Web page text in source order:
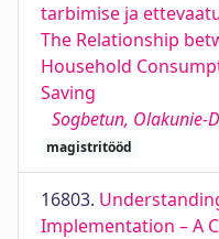
tarbimise ja
The Relationship
Household
Saving
Sogbetun, Olakunie-
magistritööd
16803.
Implementation – A